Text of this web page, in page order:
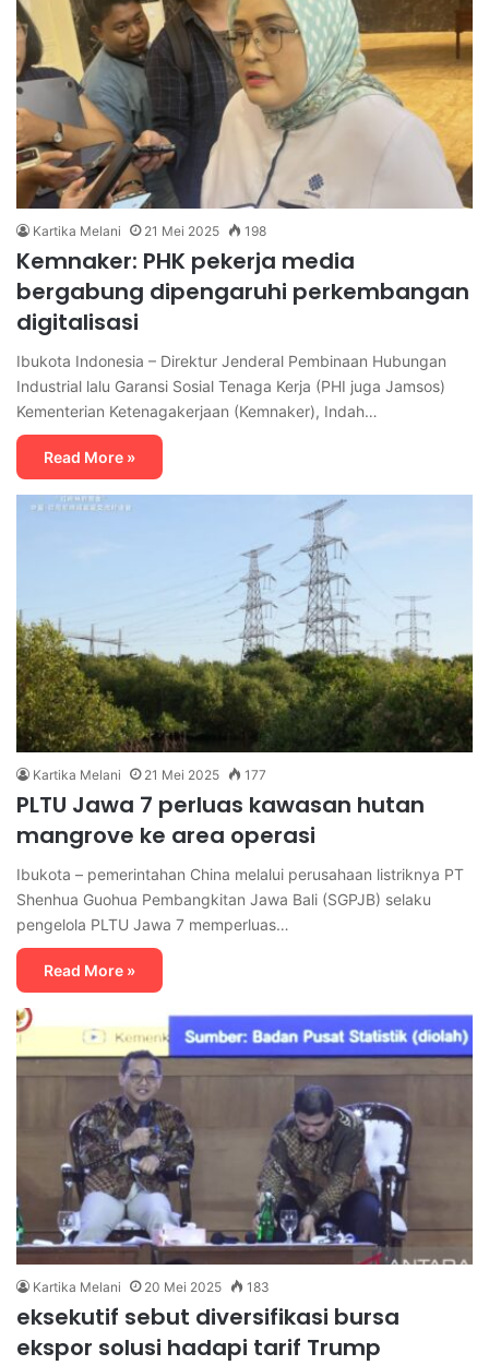
Kartika Melani 21 Mei 2025 198
Kemnaker: PHK pekerja media
bergabung dipengaruhi perkembangan
digitalisasi
Ibukota Indonesia – Direktur Jenderal Pembinaan Hubungan
Industrial lalu Garansi Sosial Tenaga Kerja (PHI juga Jamsos)
Kementerian Ketenagakerjaan (Kemnaker), Indah…
Read More »
Kartika Melani 21 Mei 2025 177
PLTU Jawa 7 perluas kawasan hutan
mangrove ke area operasi
Ibukota – pemerintahan China melalui perusahaan listriknya PT
Shenhua Guohua Pembangkitan Jawa Bali (SGPJB) selaku
pengelola PLTU Jawa 7 memperluas…
Read More »
Kartika Melani 20 Mei 2025 183
eksekutif sebut diversifikasi bursa
ekspor solusi hadapi tarif Trump